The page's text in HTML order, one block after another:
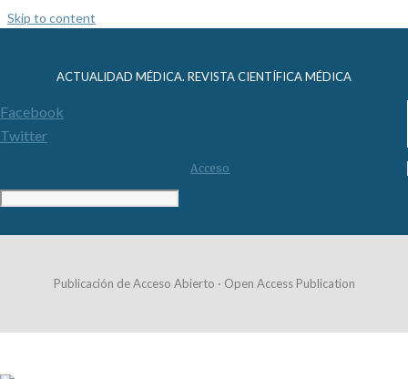
Skip to content
ACTUALIDAD MÉDICA. REVISTA CIENTÍFICA MÉDICA
Facebook
Twitter
Acceso
Publicación de Acceso Abierto · Open Access Publication